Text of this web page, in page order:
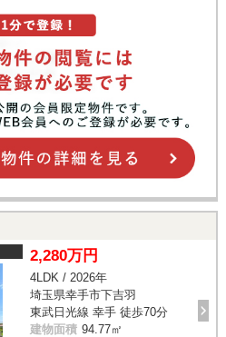
2,280万円
4LDK / 2026年
埼玉県幸手市下吉羽
東武日光線 幸手 徒歩70分
建物面積 94.77㎡